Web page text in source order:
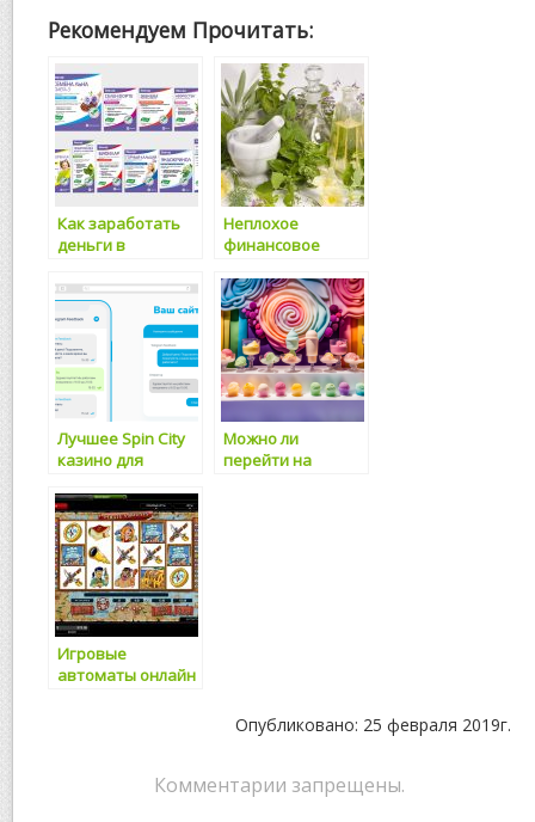
Рекомендуем Прочитать:
Как заработать
деньги в
Неплохое
финансовое
интернете
Лучшее Spin City
казино для
интернете
Можно ли
перейти на
Игровые
автоматы онлайн
Опубликовано: 25 февраля 2019г.
Комментарии запрещены.